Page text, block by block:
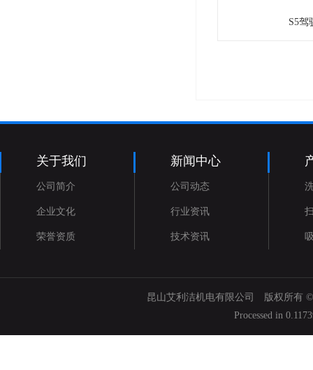
S5驾
关于我们
公司简介
企业文化
荣誉资质
新闻中心
公司动态
行业资讯
技术资讯
昆山艾利洁机电有限公司 版权所有
Processed in